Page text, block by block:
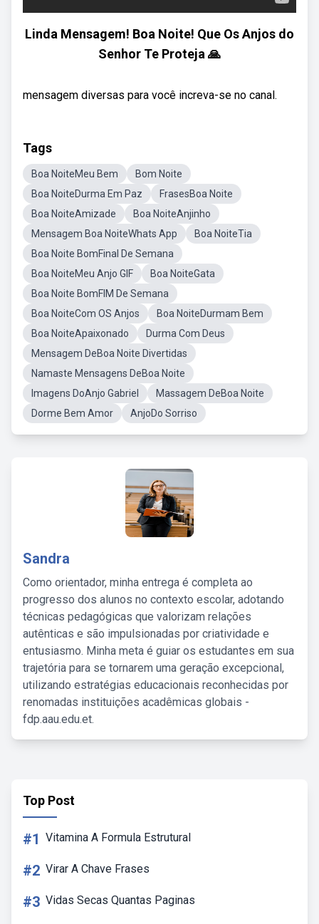
Linda Mensagem! Boa Noite! Que Os Anjos do
Senhor Te Proteja 🙏
mensagem diversas para você increva-se no canal.
Tags
Boa NoiteMeu Bem
Bom Noite
Boa NoiteDurma Em Paz
FrasesBoa Noite
Boa NoiteAmizade
Boa NoiteAnjinho
Mensagem Boa NoiteWhats App
Boa NoiteTia
Boa Noite BomFinal De Semana
Boa NoiteMeu Anjo GIF
Boa NoiteGata
Boa Noite BomFIM De Semana
Boa NoiteCom OS Anjos
Boa NoiteDurmam Bem
Boa NoiteApaixonado
Durma Com Deus
Mensagem DeBoa Noite Divertidas
Namaste Mensagens DeBoa Noite
Imagens DoAnjo Gabriel
Massagem DeBoa Noite
Dorme Bem Amor
AnjoDo Sorriso
Sandra
Como orientador, minha entrega é completa ao
progresso dos alunos no contexto escolar, adotando
técnicas pedagógicas que valorizam relações
autênticas e são impulsionadas por criatividade e
entusiasmo. Minha meta é guiar os estudantes em sua
trajetória para se tornarem uma geração excepcional,
utilizando estratégias educacionais reconhecidas por
renomadas instituições acadêmicas globais -
fdp.aau.edu.et.
Top Post
#1 Vitamina A Formula Estrutural
#2 Virar A Chave Frases
#3 Vidas Secas Quantas Paginas